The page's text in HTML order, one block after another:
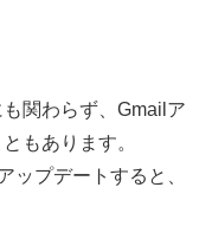
関わらず、Gmailア
もあります。
ップデートすると、